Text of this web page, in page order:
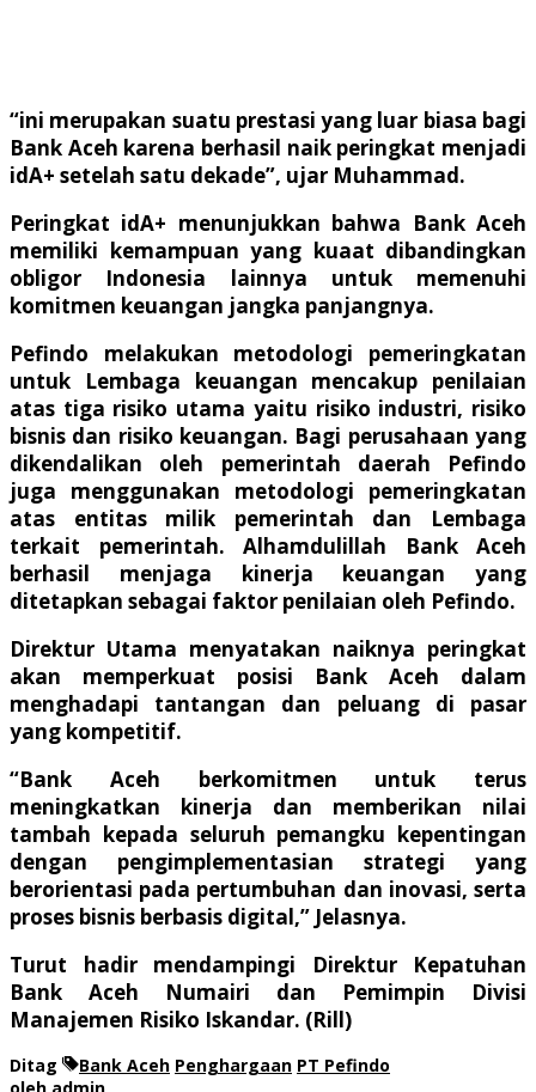
“ini merupakan suatu prestasi yang luar biasa bagi
Bank Aceh karena berhasil naik peringkat menjadi
idA+ setelah satu dekade”, ujar Muhammad.
Peringkat idA+ menunjukkan bahwa Bank Aceh
memiliki kemampuan yang kuaat dibandingkan
obligor Indonesia lainnya untuk memenuhi
komitmen keuangan jangka panjangnya.
Pefindo melakukan metodologi pemeringkatan
untuk Lembaga keuangan mencakup penilaian
atas tiga risiko utama yaitu risiko industri, risiko
bisnis dan risiko keuangan. Bagi perusahaan yang
dikendalikan oleh pemerintah daerah Pefindo
juga menggunakan metodologi pemeringkatan
atas entitas milik pemerintah dan Lembaga
terkait pemerintah. Alhamdulillah Bank Aceh
berhasil menjaga kinerja keuangan yang
ditetapkan sebagai faktor penilaian oleh Pefindo.
Direktur Utama menyatakan naiknya peringkat
akan memperkuat posisi Bank Aceh dalam
menghadapi tantangan dan peluang di pasar
yang kompetitif.
“Bank Aceh berkomitmen untuk terus
meningkatkan kinerja dan memberikan nilai
tambah kepada seluruh pemangku kepentingan
dengan pengimplementasian strategi yang
berorientasi pada pertumbuhan dan inovasi, serta
proses bisnis berbasis digital,” Jelasnya.
Turut hadir mendampingi Direktur Kepatuhan
Bank Aceh Numairi dan Pemimpin Divisi
Manajemen Risiko Iskandar. (Rill)
Ditag Bank Aceh Penghargaan PT Pefindo